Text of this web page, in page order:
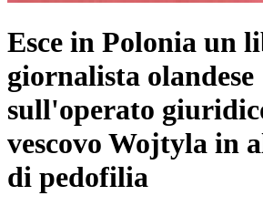
Esce in Polonia un
giornalista olandese
sull'operato
vescovo Wojtyla in
di pedofilia